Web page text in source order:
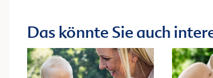
Das könnte Sie auch